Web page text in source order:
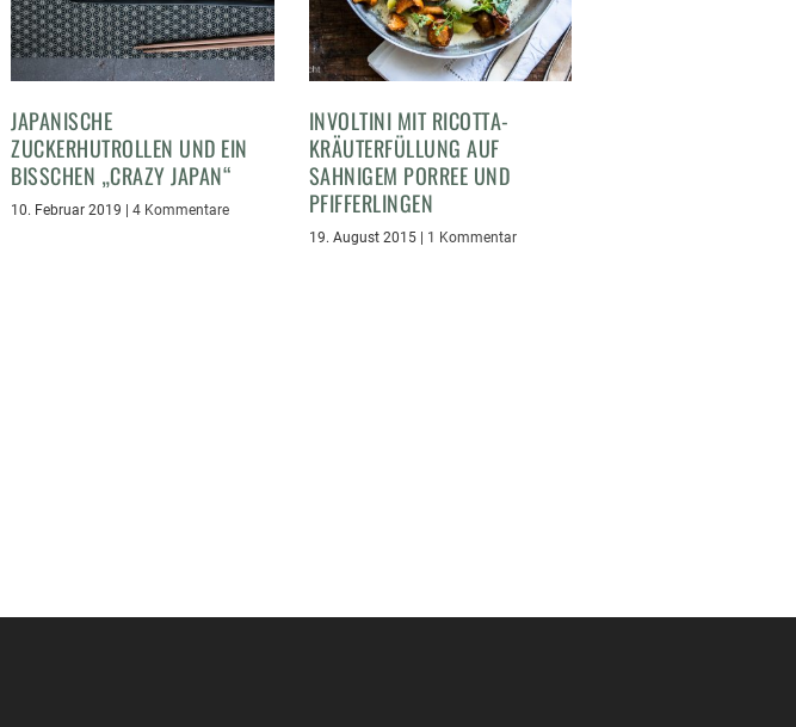
JAPANISCHE
ZUCKERHUTROLLEN UND EIN
BISSCHEN „CRAZY JAPAN“
10. Februar 2019 |4 Kommentare
INVOLTINI MIT RICOTTA-
KRÄUTERFÜLLUNG AUF
SAHNIGEM PORREE UND
PFIFFERLINGEN
19. August 2015| 1 Kommentar